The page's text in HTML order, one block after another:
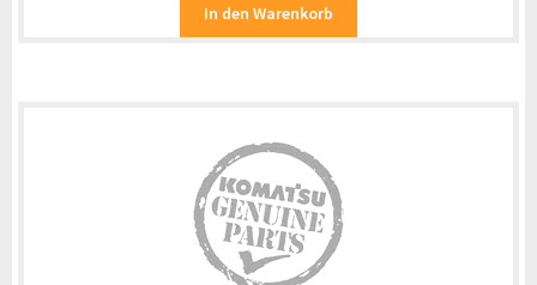
In den Warenkorb